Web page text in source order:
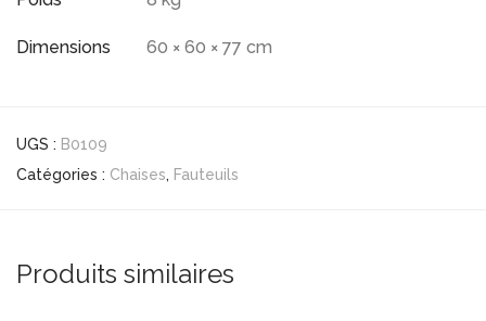
Dimensions 60 × 60 × 77 cm
UGS : B0109
Catégories : Chaises, Fauteuils
Produits similaires